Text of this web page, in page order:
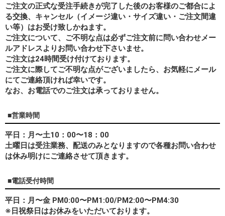
ご注文の正式な受注手続きが完了した後のお客様のご都合によ
る交換、キャンセル（イメージ違い・サイズ違い・ご注文間違
い等）はお受け致しかねます。
ご注文について、ご不明な点は必ずご注文前に問い合わせメー
ルアドレスよりお問い合わせ下さいませ。
ご注文は24時間受け付けております。
ご注文に際してご不明な点がございましたら、お気軽にメール
にてご連絡頂ければ幸いです。
なお、 お電話でのご注文は承っておりません。
■営業時間
平日：月〜土10：00〜18：00
土曜日は受注業務、配送のみとなりますので各種お問い合わせ
は休み明けにご連絡させて頂きます。
■電話受付時間
平日：月〜金 PM0:00〜PM1:00/PM2:00〜PM4:30
※日祝祭日はお休みをいただいております。